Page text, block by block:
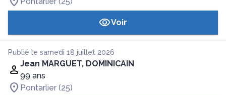
Voir
Publié le samedi 18 juillet 2026
Jean MARGUET, DOMINICAIN
99 ans
Pontarlier (25)